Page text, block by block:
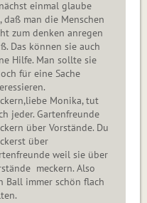
einmal glaube
daß man die Menschen
zum denken anregen
Das können sie auch
Hilfe. Man sollte sie
für eine Sache
Monika, tut
jeder. Gartenfreunde
über Vorstände. Du
über
weil sie über
meckern. Also
Ball immer schön flach